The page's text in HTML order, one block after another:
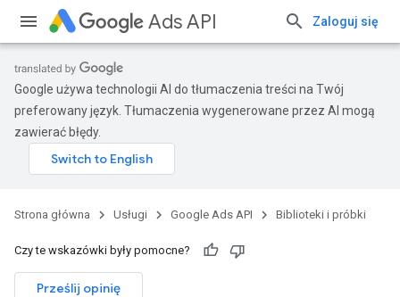
Ads API Zaloguj się
Google używa technologii AI do tłumaczenia treści na Twój
preferowany język. Tłumaczenia wygenerowane przez AI mogą
zawierać błędy.
Strona główna Usługi Google Ads API Biblioteki i próbki
Czy te wskazówki były pomocne?
Prześlij opinię